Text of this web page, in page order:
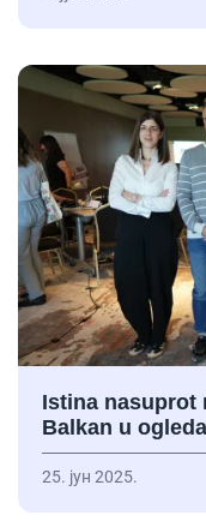
Istina nasuprot
Balkan u
25. јун 2025.